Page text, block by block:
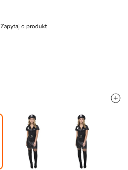
Zapytaj o produkt